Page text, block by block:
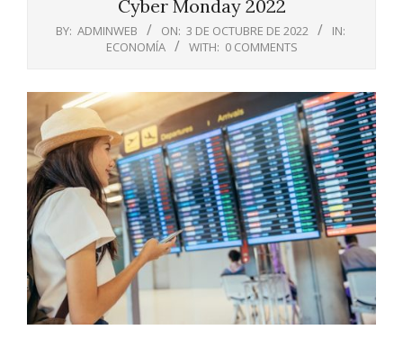
Cyber Monday 2022
BY: ADMINWEB ON: 3 DE OCTUBRE DE 2022
IN:
ECONOMÍA
WITH: 0 COMMENTS